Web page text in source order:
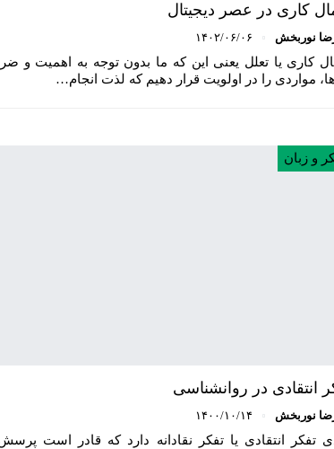
کاری در عصر دیجیتال
نوربخش ۱۴۰۲/۰۶/۰۶
کاری یا تعلل یعنی این که ما بدون توجه به اهمیت و
مواردی را در اولویت قرار دهیم که لذت انجام…
و زبان
انتقادی در روانشناسی
نوربخش ۱۴۰۰/۱۰/۱۴
تفکر انتقادی یا تفکر نقادانه دارد که قادر است